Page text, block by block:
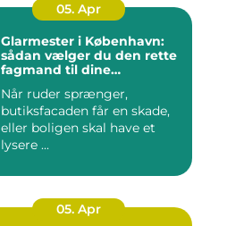
05. Apr
Glarmester i København:
sådan vælger du den rette
fagmand til dine
Når ruder sprænger,
butiksfacaden får en skade,
eller boligen skal have et
lysere ...
05. Apr